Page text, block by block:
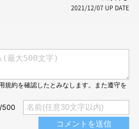
2021/12/07 UP DATE